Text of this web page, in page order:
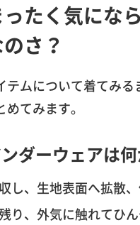
たく気にな
さ？
テムについて着てみ
てみます。
ダーウェアは
し、生地表面へ拡散
り、外気に触れてひ